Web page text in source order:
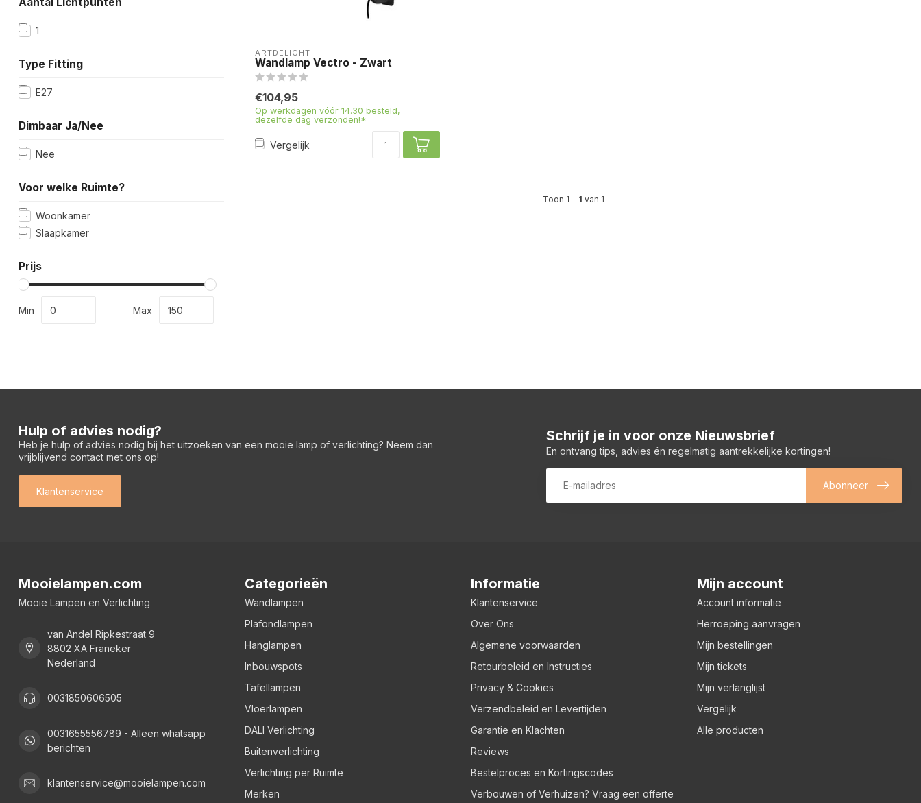
1
Type Fitting
E27
Dimbaar Ja/Nee
Nee
Voor welke Ruimte?
Woonkamer
Slaapkamer
Prijs
Min Max
ARTDELIGHT
Wandlamp Vectro - Zwart
€104,95
Op werkdagen vóór 14.30 besteld,
dezelfde dag verzonden!*
Vergelijk
Toon 1 - 1 van 1
Hulp of advies nodig?
Heb je hulp of advies nodig bij het uitzoeken van een mooie lamp of verlichting? Neem dan
vrijblijvend contact met ons op!
Klantenservice
Schrijf je in voor onze Nieuwsbrief
En ontvang tips, advies én regelmatig aantrekkelijke kortingen!
Abonneer
Mooielampen.com
Mooie Lampen en Verlichting
van Andel Ripkestraat 9
8802 XA Franeker
Nederland
0031850606505
0031655556789 - Alleen whatsapp
berichten
klantenservice@mooielampen.com
Categorieën
Wandlampen
Plafondlampen
Hanglampen
Inbouwspots
Tafellampen
Vloerlampen
DALI Verlichting
Buitenverlichting
Verlichting per Ruimte
Merken
Informatie
Klantenservice
Over Ons
Algemene voorwaarden
Retourbeleid en Instructies
Privacy & Cookies
Verzendbeleid en Levertijden
Garantie en Klachten
Reviews
Bestelproces en Kortingscodes
Verbouwen of Verhuizen? Vraag een offerte
Mijn account
Account informatie
Herroeping aanvragen
Mijn bestellingen
Mijn tickets
Mijn verlanglijst
Vergelijk
Alle producten